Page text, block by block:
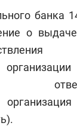
банка
о